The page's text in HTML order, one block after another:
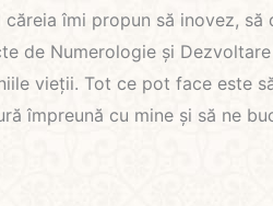
căreia îmi propun să inovez,
de Numerologie și
vieții. Tot ce pot face este
împreună cu mine și să ne